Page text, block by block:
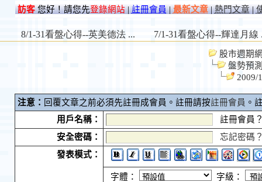
訪客您好！請您先登錄網站|註冊會員|最新文章|熱門文章|
股市週期
盤勢預
2009/
注意： 回覆文章之前必須先註冊成會員。註冊請按註冊會員 。
用戶名稱：
註冊會員
安全密碼：
忘記密碼
發表模式：
字體：
字級：